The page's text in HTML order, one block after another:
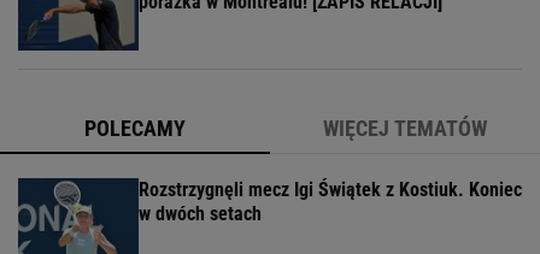
POLECAMY WIĘCEJ TEMATÓW
Rozstrzygnęli mecz Igi Świątek z Kostiuk. Koniec
w dwóch setach